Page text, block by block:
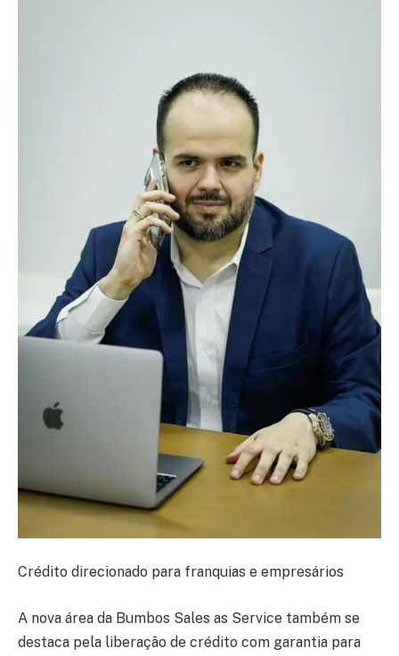
Crédito direcionado para franquias e empresários
A nova área da Bumbos Sales as Service também se
destaca pela liberação de crédito com garantia para